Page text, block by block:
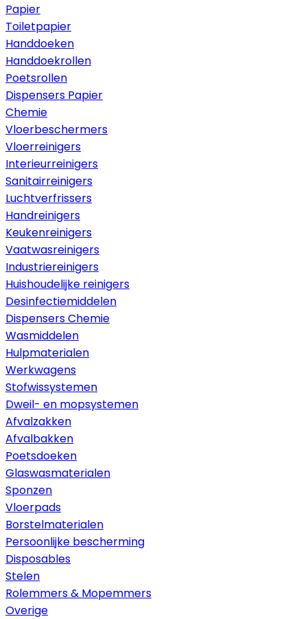
Papier
Toiletpapier
Handdoeken
Handdoekrollen
Poetsrollen
Dispensers Papier
Chemie
Vloerbeschermers
Vloerreinigers
Interieurreinigers
Sanitairreinigers
Luchtverfrissers
Handreinigers
Keukenreinigers
Vaatwasreinigers
Industriereinigers
Huishoudelijke reinigers
Desinfectiemiddelen
Dispensers Chemie
Wasmiddelen
Hulpmaterialen
Werkwagens
Stofwissystemen
Dweil- en mopsystemen
Afvalzakken
Afvalbakken
Poetsdoeken
Glaswasmaterialen
Sponzen
Vloerpads
Borstelmaterialen
Persoonlijke bescherming
Disposables
Stelen
Rolemmers & Mopemmers
Overige